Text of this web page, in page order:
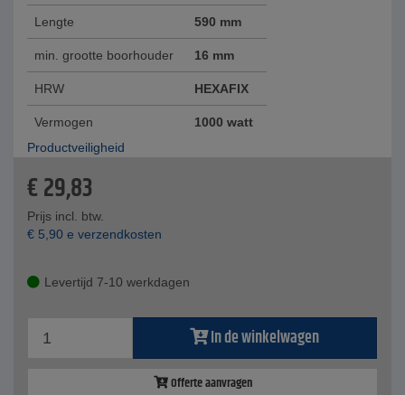
Lengte 590 mm
min. grootte boorhouder 16 mm
HRW HEXAFIX
Vermogen
1000 watt
Productveiligheid
€29,83
Prijs incl. btw.
€ 5,90 e verzendkosten
Levertijd 7-10 werkdagen
In de winkelwagen
Offerte aanvragen